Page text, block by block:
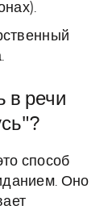
в речи
способ
Оно